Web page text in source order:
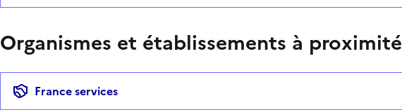
Organismes et établissements à proximité
France services